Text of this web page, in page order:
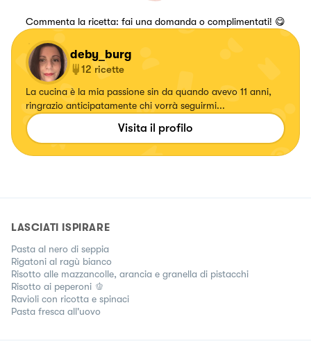
Commenta la ricetta: fai una domanda o complimentati! 😋
deby_burg
12 ricette
La cucina è la mia passione sin da quando avevo 11 anni,
ringrazio anticipatamente chi vorrà seguirmi...
Visita il profilo
LASCIATI ISPIRARE
Pasta al nero di seppia
Rigatoni al ragù bianco
Risotto alle mazzancolle, arancia e granella di pistacchi
Risotto ai peperoni 🫑
Ravioli con ricotta e spinaci
Pasta fresca all'uovo